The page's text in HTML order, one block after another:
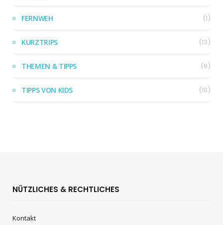
FERNWEH (1)
KURZTRIPS (13)
THEMEN & TIPPS (9)
TIPPS VON KIDS (10)
NÜTZLICHES & RECHTLICHES
Kontakt